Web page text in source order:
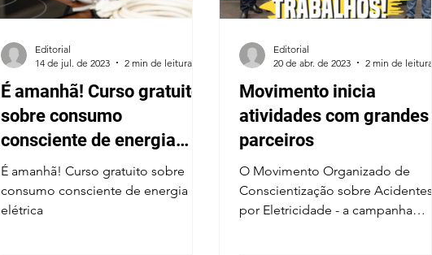
É amanhã! Curso gratuito
sobre consumo
consciente de energia
elétrica
É amanhã! Curso gratuito sobre
consumo consciente de energia
elétrica
Editorial
14 de jul. de 2023
2 min de leitura
Movimento inicia
atividades com grandes
parceiros
O Movimento Organizado de
Conscientização sobre Acidentes
por Eletricidade - a campanha
Editorial
20 de abr. de 2023
2 min de leitura